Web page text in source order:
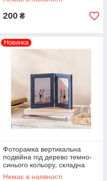
200 ₴
Новинка
Фоторамка вертикальна
подвійна під дерево темно-
синього кольору, складна
10х15 см.
Немає в наявності